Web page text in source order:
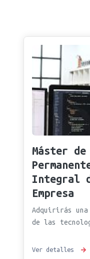
Máster de
Integral
Empresa
Adquirirás
de las
Ver detalles